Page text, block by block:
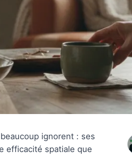
ignorent : ses
efficacité spatiale que